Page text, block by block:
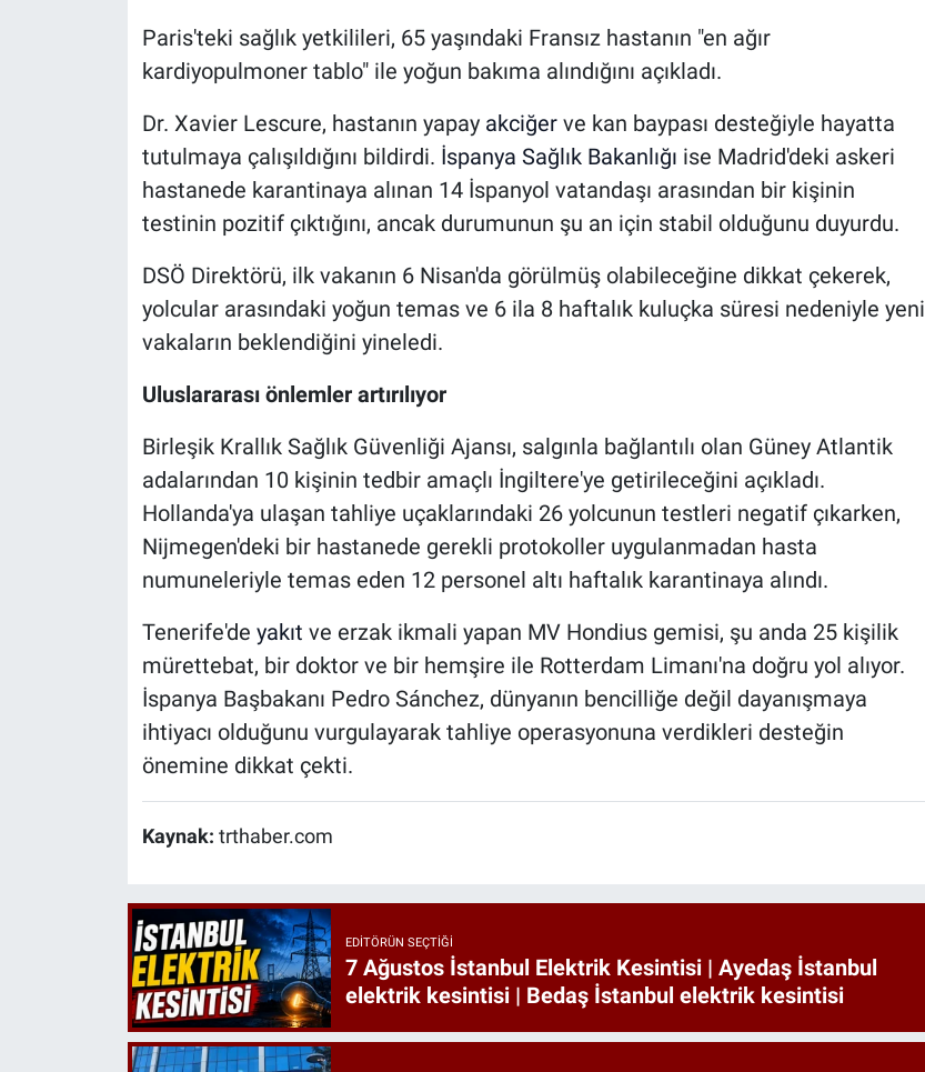
Paris'teki sağlık yetkilileri, 65 yaşındaki Fransız hastanın "en ağır
kardiyopulmoner tablo" ile yoğun bakıma alındığını açıkladı.
Dr. Xavier Lescure, hastanın yapay akciğerve kan baypası desteğiyle hayatta
tutulmaya çalışıldığını bildirdi. İspanya Sağlık Bakanlığı ise Madrid'deki askeri
hastanede karantinaya alınan 14 İspanyol vatandaşı arasından bir kişinin
testinin pozitif çıktığını, ancak durumunun şu an için stabil olduğunu duyurdu.
DSÖ Direktörü, ilk vakanın 6 Nisan'da görülmüş olabileceğine dikkat çekerek,
yolcular arasındaki yoğun temas ve 6 ila 8 haftalık kuluçka süresi nedeniyle yeni
vakaların beklendiğini yineledi.
Uluslararası önlemler artırılıyor
Birleşik Krallık Sağlık Güvenliği Ajansı, salgınla bağlantılı olan Güney Atlantik
adalarından 10 kişinin tedbir amaçlı İngiltere'ye getirileceğini açıkladı.
Hollanda'ya ulaşan tahliye uçaklarındaki 26 yolcunun testleri negatif çıkarken,
Nijmegen'deki bir hastanede gerekli protokoller uygulanmadan hasta
numuneleriyle temas eden 12 personel altı haftalık karantinaya alındı.
Tenerife'de yakıt ve erzak ikmali yapan MV Hondius gemisi, şu anda 25 kişilik
mürettebat, bir doktor ve bir hemşire ile Rotterdam Limanı'na doğru yol alıyor.
İspanya Başbakanı Pedro Sánchez, dünyanın bencilliğe değil dayanışmaya
ihtiyacı olduğunu vurgulayarak tahliye operasyonuna verdikleri desteğin
önemine dikkat çekti.
Kaynak: trthaber.com
EDITÖRÜN SEÇTIĞI
7 Ağustos İstanbul Elektrik Kesintisi | Ayedaş İstanbul
elektrik kesintisi | Bedaş İstanbul elektrik kesintisi